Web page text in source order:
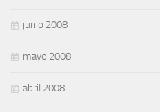
junio 2008
mayo 2008
abril 2008